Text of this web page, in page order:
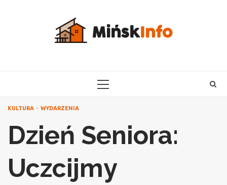
PRIMARY
KULTURA WYDARZENIA
Dzień Seniora:
Uczcijmy